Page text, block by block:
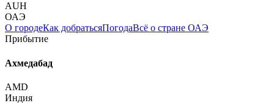
AUH
ОАЭ
О городеКак добратьсяПогодаВсё о стране ОАЭ
Прибытие
Ахмедабад
AMD
Индия